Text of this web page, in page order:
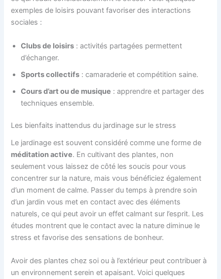
exemples de loisirs pouvant favoriser des interactions
sociales :
Clubs de loisirs : activités partagées permettent
d’échanger.
Sports collectifs : camaraderie et compétition saine.
Cours d’art ou de musique : apprendre et partager des
techniques ensemble.
Les bienfaits inattendus du jardinage sur le stress
Le jardinage est souvent considéré comme une forme de
méditation active. En cultivant des plantes, non
seulement vous laissez de côté les soucis pour vous
concentrer sur la nature, mais vous bénéficiez également
d’un moment de calme. Passer du temps à prendre soin
d’un jardin vous met en contact avec des éléments
naturels, ce qui peut avoir un effet calmant sur l’esprit. Les
études montrent que le contact avec la nature diminue le
stress et favorise des sensations de bonheur.
Avoir des plantes chez soi ou à l’extérieur peut contribuer à
un environnement serein et apaisant. Voici quelques